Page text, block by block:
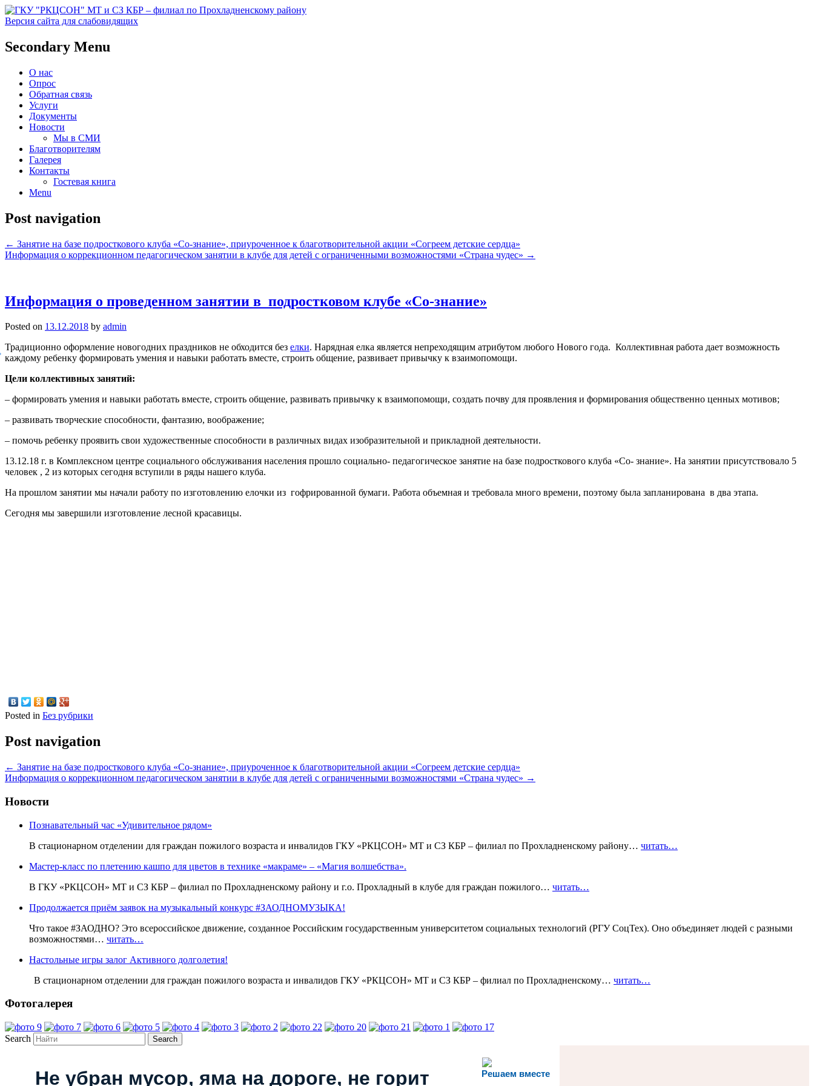
ГКУ "РКЦСОН" МТ и СЗ КБР – филиал по Прохладненскому району
Версия сайта для слабовидящих
Secondary Menu
О нас
Опрос
Обратная связь
Услуги
Документы
Новости
Мы в СМИ
Благотворителям
Галерея
Контакты
Гостевая книга
Menu
Post navigation
← Занятие на базе подросткового клуба «Со-знание», приуроченное к благотворительной акции «Согреем детские сердца»
Информация о коррекционном педагогическом занятии в клубе для детей с ограниченными возможностями «Страна чудес» →
Информация о проведенном занятии в подростковом клубе «Со-знание»
Posted on 13.12.2018 by admin
Традиционно оформление новогодних праздников не обходится без елки. Нарядная елка является непреходящим атрибутом любого Нового года. Коллективная работа дает возможность
каждому ребенку формировать умения и навыки работать вместе, строить общение, развивает привычку к взаимопомощи.
Цели коллективных занятий:
– формировать умения и навыки работать вместе, строить общение, развивать привычку к взаимопомощи, создать почву для проявления и формирования общественно ценных мотивов;
– развивать творческие способности, фантазию, воображение;
– помочь ребенку проявить свои художественные способности в различных видах изобразительной и прикладной деятельности.
13.12.18 г. в Комплексном центре социального обслуживания населения прошло социально- педагогическое занятие на базе подросткового клуба «Со- знание». На занятии присутствовало 5
человек , 2 из которых сегодня вступили в ряды нашего клуба.
На прошлом занятии мы начали работу по изготовлению елочки из гофрированной бумаги. Работа объемная и требовала много времени, поэтому была запланирована в два этапа.
Сегодня мы завершили изготовление лесной красавицы.
Posted in Без рубрики
Post navigation
← Занятие на базе подросткового клуба «Со-знание», приуроченное к благотворительной акции «Согреем детские сердца»
Информация о коррекционном педагогическом занятии в клубе для детей с ограниченными возможностями «Страна чудес» →
Новости
Познавательный час «Удивительное рядом»
В стационарном отделении для граждан пожилого возраста и инвалидов ГКУ «РКЦСОН» МТ и СЗ КБР – филиал по Прохладненскому району… читать…
Мастер-класс по плетению кашпо для цветов в технике «макраме» – «Магия волшебства».
В ГКУ «РКЦСОН» МТ и СЗ КБР – филиал по Прохладненскому району и г.о. Прохладный в клубе для граждан пожилого… читать…
Продолжается приём заявок на музыкальный конкурс #ЗАОДНОМУЗЫКА!
Что такое #ЗАОДНО? Это всероссийское движение, созданное Российским государственным университетом социальных технологий (РГУ СоцТех). Оно объединяет людей с разными
возможностями… читать…
Настольные игры залог Активного долголетия!
В стационарном отделении для граждан пожилого возраста и инвалидов ГКУ «РКЦСОН» МТ и СЗ КБР – филиал по Прохладненскому… читать…
Фотогалерея
Search
Решаем вместе
Не убран мусор, яма на дороге, не горит